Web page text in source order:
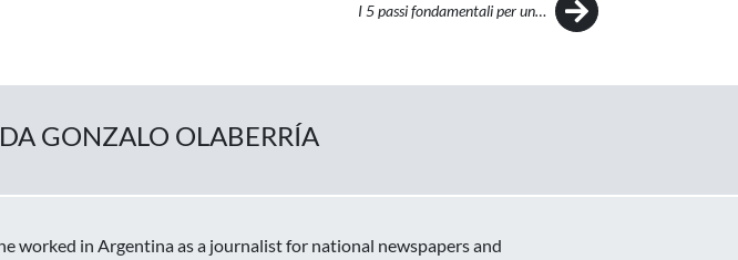
I 5 passi fondamentali per un…
GONZALO OLABERRÍA
worked in Argentina as a journalist for national newspapers and